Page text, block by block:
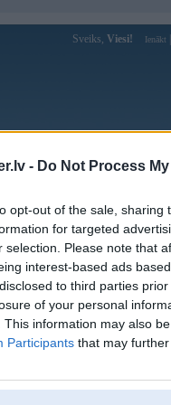
- Do Not Process
opt-out of the sale,
for targeted
selection. Please note that
interest-based ads
to third parties
of your personal
This information may also
Participants that may
Sveiks, Viesi! Ienākt
Forums Galerijas
Lietotāja
Lietotājvārds:
Ziņojumi forumā: